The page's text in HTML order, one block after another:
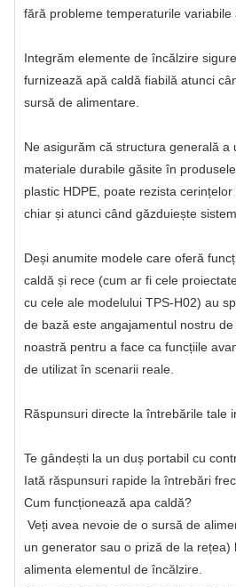
fără probleme temperaturile variabile
Integrăm elemente de încălzire
furnizează apă caldă fiabilă atunci
sursă de alimentare.
Ne asigurăm că structura generală a
materiale durabile găsite în
plastic HDPE, poate rezista
chiar și atunci când găzduiește
Deși anumite modele care oferă
caldă și rece (cum ar fi cele
cu cele ale modelului TPS-H02) au
de bază este angajamentul nostru
noastră pentru a face ca funcțiile
de utilizat în scenarii reale.
Răspunsuri directe la întrebările tale
Te gândești la un duș portabil cu
Iată răspunsuri rapide la întrebări
Cum funcționează apa caldă?
Veți avea nevoie de o sursă de
un generator sau o priză de la rețea)
alimenta elementul de încălzire.